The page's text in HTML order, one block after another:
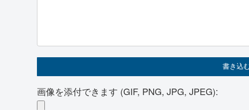
画像を添付できます (GIF, PNG, JPG, JPEG):